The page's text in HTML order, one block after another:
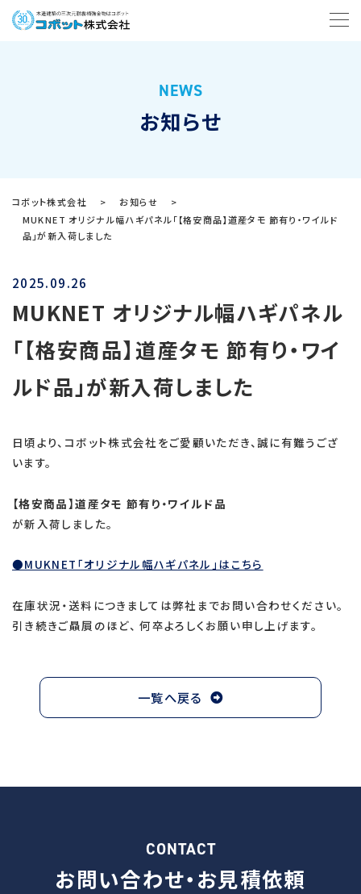
NEWS
お知らせ
コボット株式会社 > お知らせ
>
MUKNET オリジナル幅ハギパネル「【格安商品】道産タモ 節有り・ワイルド
品」が新入荷しました
2025.09.26
MUKNET オリジナル幅ハギパネル
「【格安商品】道産タモ 節有り・ワイ
ルド品」が新入荷しました
日頃より、コボット株式会社をご愛顧いただき、誠に有難うござ
います。
【格安商品】道産タモ 節有り・ワイルド品
が新入荷しました。
●MUKNET「オリジナル幅ハギパネル」はこちら
在庫状況・送料につきましては弊社までお問い合わせください。
引き続きご贔屓のほど、 何卒よろしくお願い申し上げます。
一覧へ戻る
CONTACT
お問い合わせ・お見積依頼